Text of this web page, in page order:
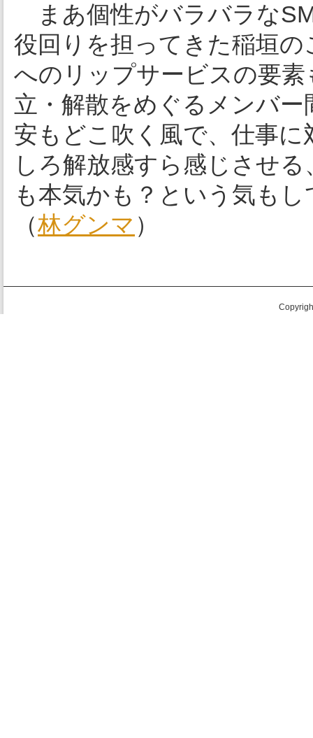
まあ個性がバラバラな
役回りを担ってきた稲垣
へのリップサービスの要
立・解散をめぐるメンバ
安もどこ吹く風で、仕事
しろ解放感すら感じさせ
も本気かも？という気もし
（林グンマ ）